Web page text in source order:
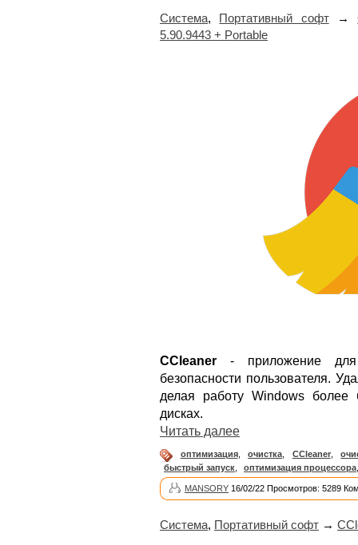
Система, Портативный софт→
5.90.9443 + Portable
CCleaner - приложение для
безопасности пользователя.
делая работу Windows
дисках.
Читать далее
оптимизация, очистка, CCleaner,
быстрый запуск
оптимизация процессора
MANSORY 16/02/22 Просмотров: 5289
Система, Портативный софт →